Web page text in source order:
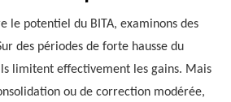
le potentiel du BITA, examinons des
des périodes de forte hausse du
limitent effectivement les gains. Mais
ou de correction modérée,